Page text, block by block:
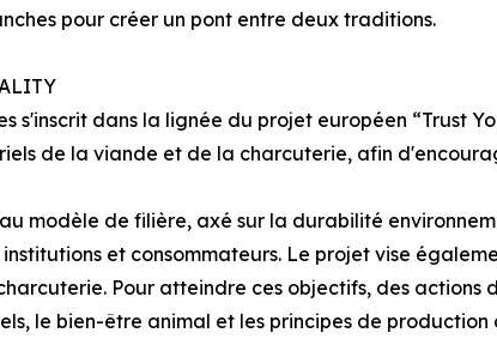
pour créer un pont entre deux traditions.
s'inscrit dans la lignée du projet européen “Trust
de la viande et de la charcuterie, afin
modèle de filière, axé sur la durabilité
et consommateurs. Le projet vise
Pour atteindre ces objectifs, des actions
le bien-être animal et les principes de production